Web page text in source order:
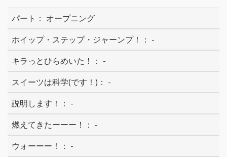
オープニング
-
-
-
-
-
-